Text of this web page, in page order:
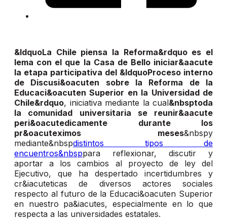
&ldquoLa Chile piensa la Reforma&rdquo es el
lema con el que la Casa de Bello iniciar&aacute
la etapa participativa del &ldquoProceso interno
de Discusi&oacuten sobre la Reforma de la
Educaci&oacuten Superior en la Universidad de
Chile&rdquo, iniciativa mediante la cual&nbsptoda
la comunidad universitaria se reunir&aacute
peri&oacutedicamente durante los
pr&oacuteximos meses&nbspy
mediante&nbspdistintos tipos de
encuentros&nbsppara reflexionar, discutir y
aportar a los cambios al proyecto de ley del
Ejecutivo, que ha despertado incertidumbres y
cr&iacuteticas de diversos actores sociales
respecto al futuro de la Educaci&oacuten Superior
en nuestro pa&iacutes, especialmente en lo que
respecta a las universidades estatales.